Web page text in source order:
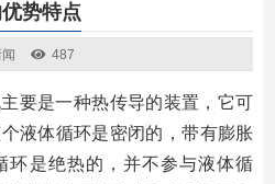
势特点
487
要是一种热传导的装置，它可
液体循环是密闭的，带有膨胀
环是绝热的，并不参与液体循